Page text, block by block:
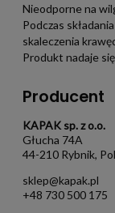
Nieodporne na
Podczas
skaleczenia
Produkt nadaje
Producent
KAPAK sp. z o.o.
Głucha 74A
44-210 Rybnik,
sklep@kapak.pl
+48 730 500 175